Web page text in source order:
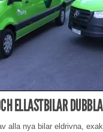
ELLASTBILAR
alla nya bilar eldrivna,